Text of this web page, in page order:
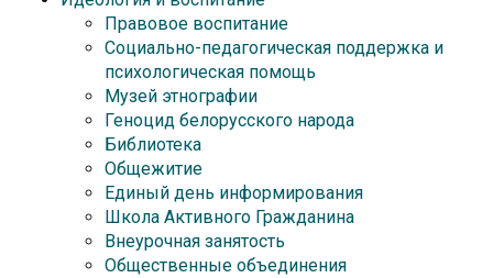
Правовое воспитание
Социально-педагогическая поддержка и
психологическая помощь
Музей этнографии
Геноцид белорусского народа
Библиотека
Общежитие
Единый день информирования
Школа Активного Гражданина
Внеурочная занятость
Общественные объединения